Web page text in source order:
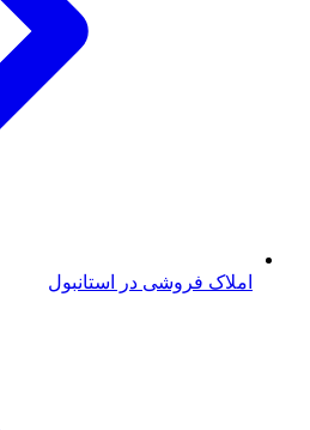
املاک فروشی در استانبول